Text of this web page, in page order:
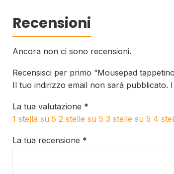
Recensioni
Ancora non ci sono recensioni.
Recensisci per primo “Mousepad
Il tuo indirizzo email non sarà pubblicato.
La tua valutazione *
1 stella su 5 2 stelle su 5 3 stelle su 5 4
La tua recensione *